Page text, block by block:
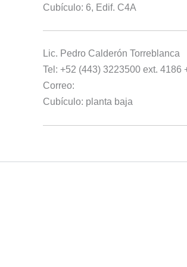
Cubículo: 6, Edif. C4A
Lic. Pedro Calderón Torreblanca
Tel: +52 (443) 3223500 ext. 4186
Correo:
Cubículo: planta baja